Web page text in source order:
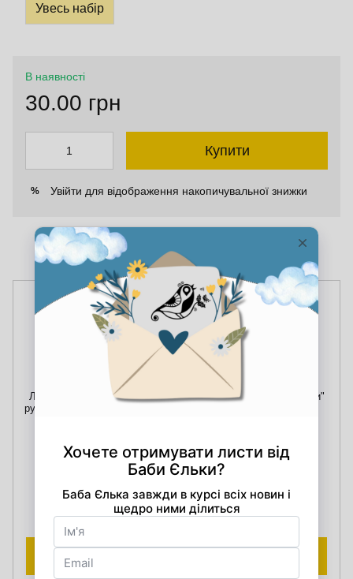
Увесь набір
В наявності
30.00 грн
Купити
% Увійти для відображення накопичувальної знижки
До обраного Порівняти
До кумплекту
Листівка "Птахи з вишитого
рушника Зої Чумаченко (1958
30.00 грн
"Тисяча пісень Баби Єльки"
830.00 грн